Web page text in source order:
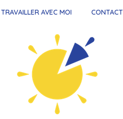
TRAVAILLER AVEC MOI CONTACT